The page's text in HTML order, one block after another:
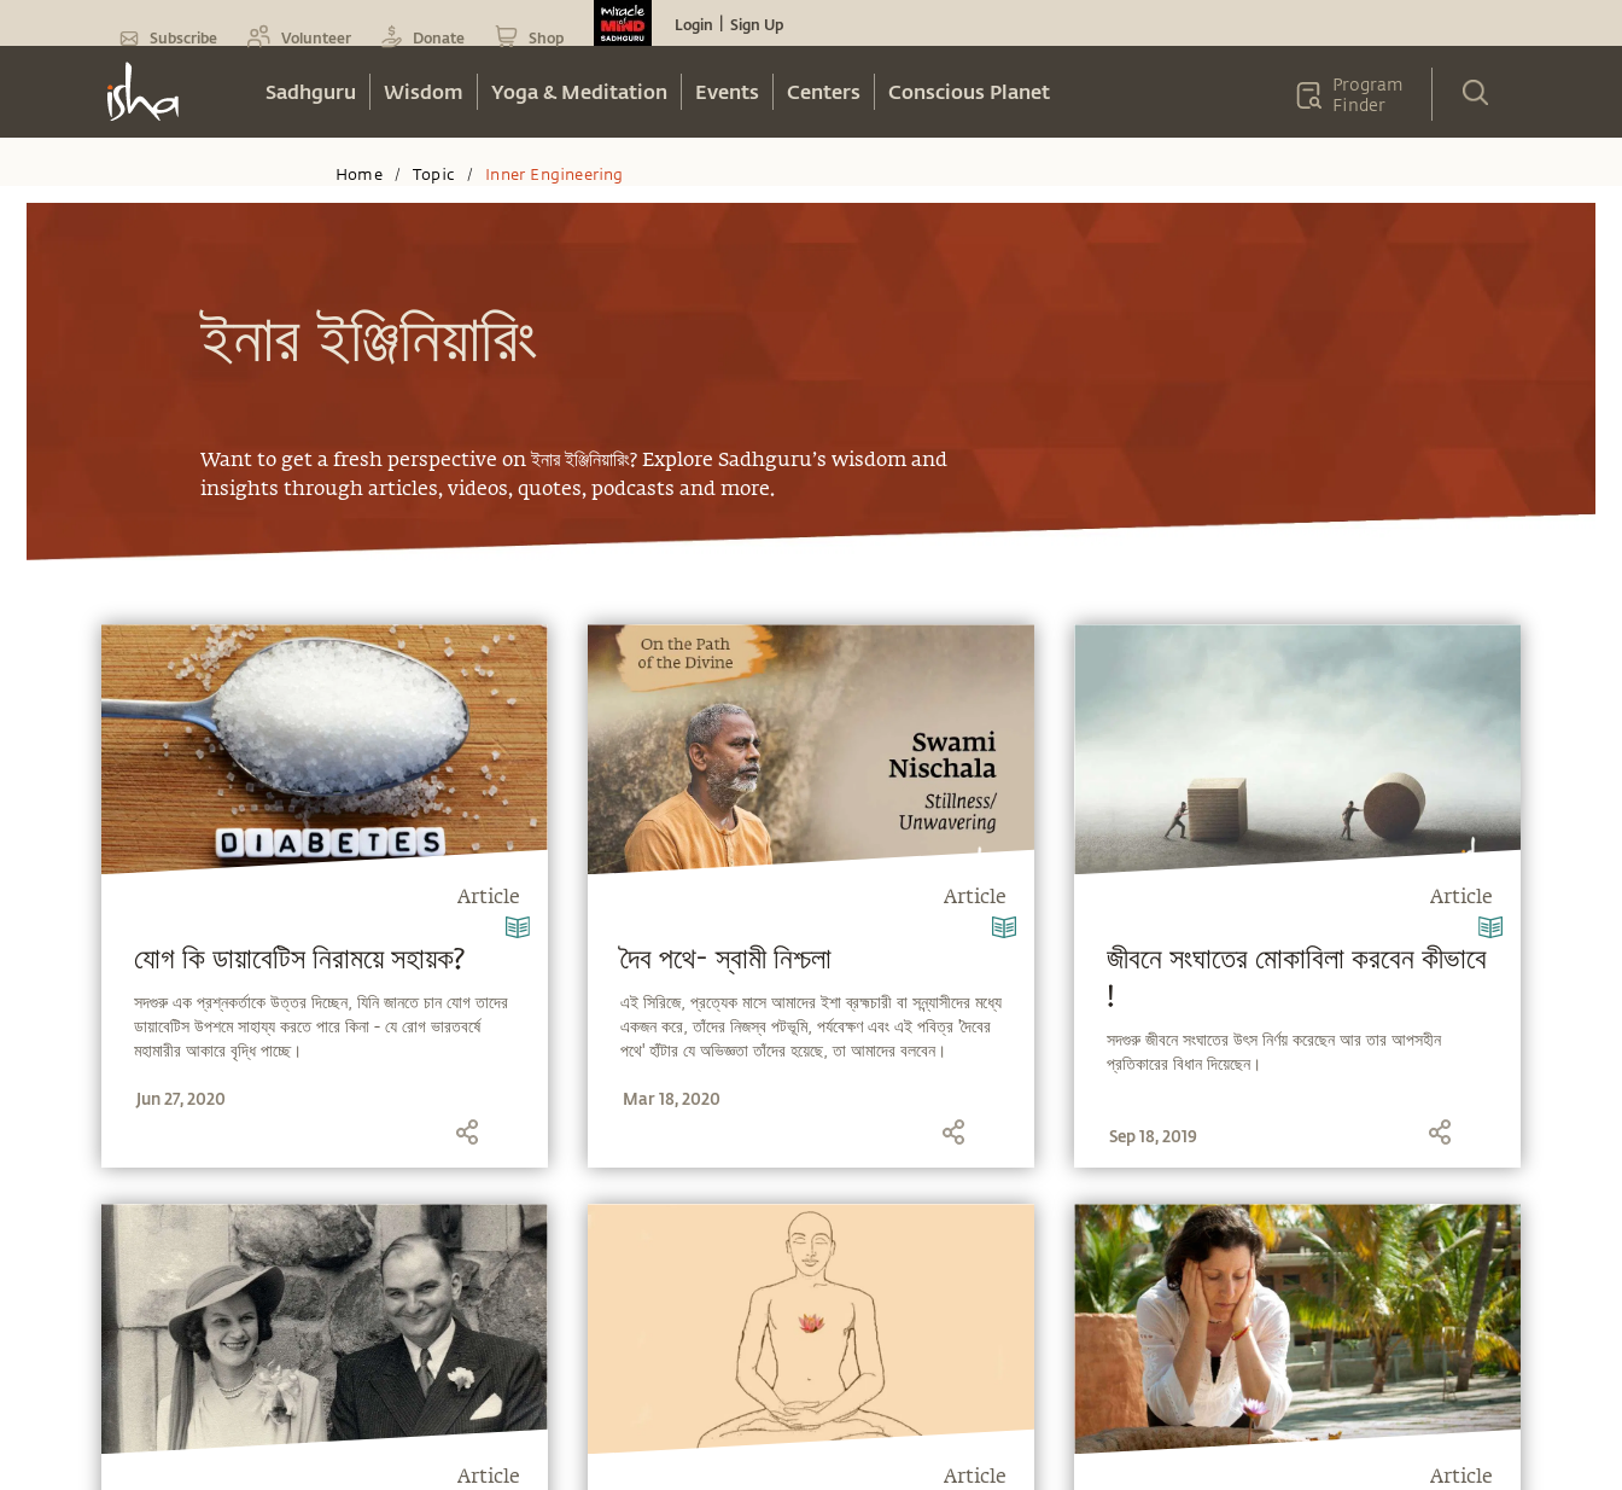
Subscribe Volunteer Donate Shop
Login Sign Up
Sadhguru Wisdom Yoga & Meditation Events Centers Conscious Planet
Program
Finder
Home / Topic / Inner Engineering
ইনার ইঞ্জিনিয়ারিং
Want to get a fresh perspective onইনার ইঞ্জিনিয়ারিং? Explore Sadhguru’s wisdom and
insights through articles, videos, quotes, podcasts and more.
Article
যোগ কি ডায়াবেটিস নিরাময়ে সহায়ক?
সদগুরু এক প্রশ্নকর্তাকে উত্তর দিচ্ছেন, যিনি জানতে চান যোগ তাদের
ডায়াবেটিস উপশমে সাহায্য করতে পারে কিনা - যে রোগ ভারতবর্ষে
মহামারীর আকারে বৃদ্ধি পাচ্ছে।
Jun 27, 2020
Article
Article
দৈব পথে- স্বামী নিশ্চলা
এই সিরিজে, প্রত্যেক মাসে আমাদের ইশা ব্রহ্মচারী বা সন্ন্যাসীদের মধ্যে
একজন করে, তাঁদের নিজস্ব পটভূমি, পর্যবেক্ষণ এবং এই পবিত্র 'দৈবের
পথে' হাঁটার যে অভিজ্ঞতা তাঁদের হয়েছে, তা আমাদের বলবেন।
Mar 18, 2020
Article
Article
জীবনে সংঘাতের মোকাবিলা করবেন কীভাবে
!
সদগুরু জীবনে সংঘাতের উৎস নির্ণয় করেছেন আর তার আপসহীন
প্রতিকারের বিধান দিয়েছেন।
Sep 18, 2019
Article